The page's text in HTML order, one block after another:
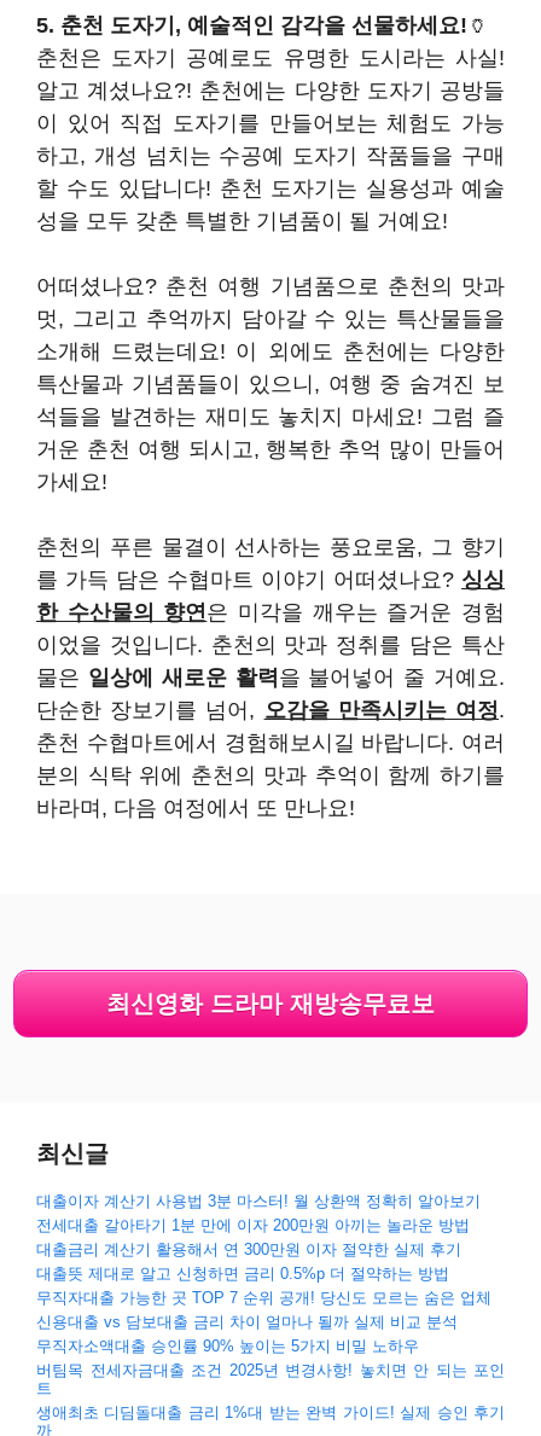
5. 춘천 도자기, 예술적인 감각을 선물하세요! 🏺
춘천은 도자기 공예로도 유명한 도시라는 사실!
알고 계셨나요?! 춘천에는 다양한 도자기 공방들
이 있어 직접 도자기를 만들어보는 체험도 가능
하고, 개성 넘치는 수공예 도자기 작품들을 구매
할 수도 있답니다! 춘천 도자기는 실용성과 예술
성을 모두 갖춘 특별한 기념품이 될 거예요!
어떠셨나요? 춘천 여행 기념품으로 춘천의 맛과
멋, 그리고 추억까지 담아갈 수 있는 특산물들을
소개해 드렸는데요! 이 외에도 춘천에는 다양한
특산물과 기념품들이 있으니, 여행 중 숨겨진 보
석들을 발견하는 재미도 놓치지 마세요! 그럼 즐
거운 춘천 여행 되시고, 행복한 추억 많이 만들어
가세요!
춘천의 푸른 물결이 선사하는 풍요로움, 그 향기
를 가득 담은 수협마트 이야기 어떠셨나요? 싱싱
한 수산물의 향연 은 미각을 깨우는 즐거운 경험
이었을 것입니다. 춘천의 맛과 정취를 담은 특산
물은 일상에 새로운 활력 을 불어넣어 줄 거예요.
단순한 장보기를 넘어, 오감을 만족시키는 여정.
춘천 수협마트에서 경험해보시길 바랍니다. 여러
분의 식탁 위에 춘천의 맛과 추억이 함께 하기를
바라며, 다음 여정에서 또 만나요!
최신영화 드라마 재방송무료보
최신글
대출이자 계산기 사용법 3분 마스터! 월 상환액 정확히 알아보기
전세대출 갈아타기 1분 만에 이자 200만원 아끼는 놀라운 방법
대출금리 계산기 활용해서 연 300만원 이자 절약한 실제 후기
대출뜻 제대로 알고 신청하면 금리 0.5%p 더 절약하는 방법
무직자대출 가능한 곳 TOP 7 순위 공개! 당신도 모르는 숨은 업체
신용대출 vs 담보대출 금리 차이 얼마나 될까 실제 비교 분석
무직자소액대출 승인률 90% 높이는 5가지 비밀 노하우
버팀목 전세자금대출 조건 2025년 변경사항! 놓치면 안 되는 포인
트
생애최초 디딤돌대출 금리 1%대 받는 완벽 가이드! 실제 승인 후기
까